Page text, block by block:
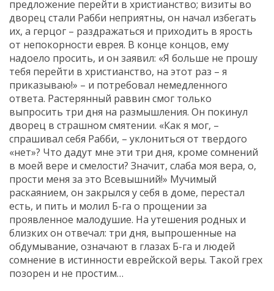
предложение перейти в христианство; визиты во
дворец стали Рабби неприятны, он начал избегать
их, а герцог – раздражаться и приходить в ярость
от непокорности еврея. В конце концов, ему
надоело просить, и он заявил: «Я больше не прошу
тебя перейти в христианство, на этот раз – я
приказываю!» – и потребовал немедленного
ответа. Растерянный раввин смог только
выпросить три дня на размышления. Он покинул
дворец в страшном смятении. «Как я мог, –
спрашивал себя Рабби, – уклониться от твердого
«нет»? Что дадут мне эти три дня, кроме сомнений
в моей вере и смелости? Значит, слаба моя вера, о,
прости меня за это Всевышний!» Мучимый
раскаянием, он закрылся у себя в доме, перестал
есть, и пить и молил Б-га о прощении за
проявленное малодушие. На утешения родных и
близких он отвечал: три дня, выпрошенные на
обдумывание, означают в глазах Б-га и людей
сомнение в истинности еврейской веры. Такой грех
позорен и не простим…